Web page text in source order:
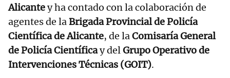
Alicantey ha contado con la colaboración de
agentes de laBrigada Provincial de Policía
Científica de Alicante, de laComisaría General
de Policía Científicay delGrupo Operativo de
Intervenciones Técnicas (GOIT).